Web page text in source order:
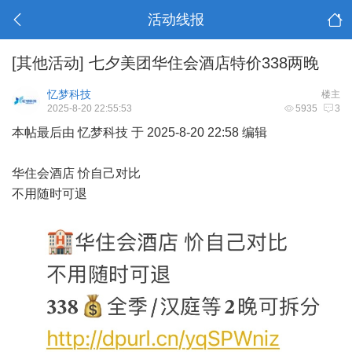
活动线报
[其他活动] 七夕美团华住会酒店特价338两晚
楼主
忆梦科技
5935 3
2025-8-20 22:55:53
本帖最后由 忆梦科技 于 2025-8-20 22:58 编辑
华住会酒店 忦自己对比
不用随时可退